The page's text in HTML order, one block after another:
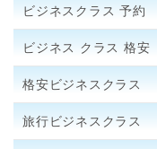
ビジネスクラス 予約
ビジネス クラス 格安
格安ビジネスクラス
旅行ビジネスクラス